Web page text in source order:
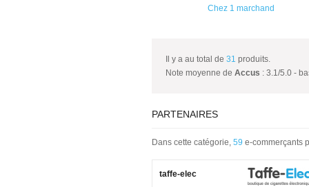
Chez 1 marchand
Il y a au total de 31 produits.
Note moyenne de Accus : 3.1/5.0 -
PARTENAIRES
Dans cette catégorie, 59 e-commerçants
taffe-elec